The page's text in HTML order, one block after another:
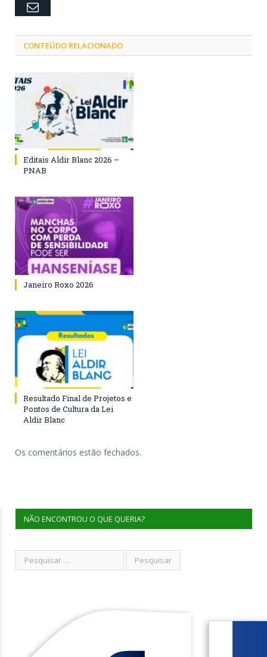
Email
CONTEÚDO RELACIONADO
Editais Aldir Blanc 2026 –
PNAB
Janeiro Roxo 2026
Resultado Final de Projetos e
Pontos de Cultura da Lei
Aldir Blanc
Os comentários estão fechados.
NÃO ENCONTROU O QUE QUERIA?